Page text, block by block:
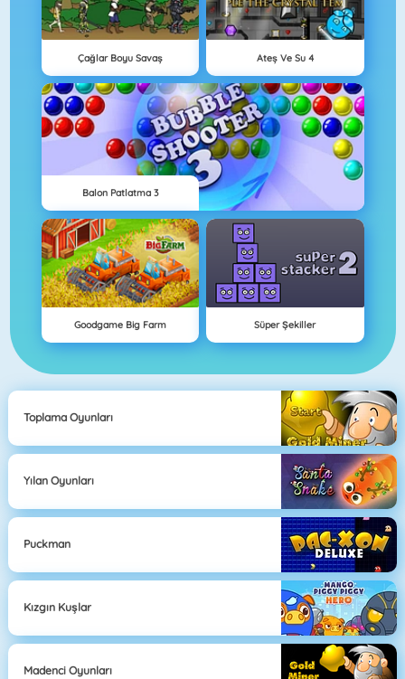
Çağlar Boyu Savaş Ateş Ve Su 4
Balon Patlatma 3
Goodgame Big Farm Süper Şekiller
Toplama Oyunları
Yılan Oyunları
Puckman
Kızgın Kuşlar
Madenci Oyunları